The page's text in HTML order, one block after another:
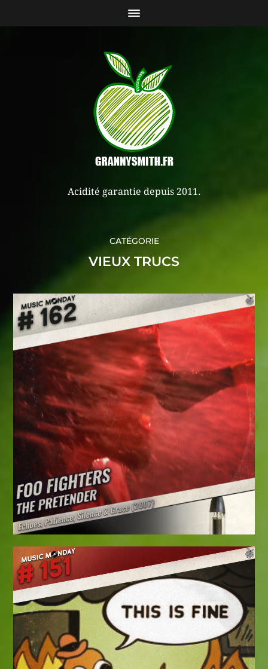
Acidité garantie depuis 2011.
CATÉGORIE
VIEUX TRUCS